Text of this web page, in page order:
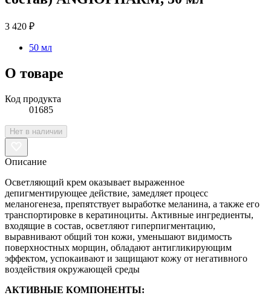
3 420 ₽
50 мл
О товаре
Код продукта
01685
Нет в наличии
Описание
Осветляющий крем оказывает выраженное
депигментирующее действие, замедляет процесс
меланогенеза, препятствует выработке меланина, а также его
транспортировке в кератиноциты. Активные ингредиенты,
входящие в состав, осветляют гиперпигментацию,
выравнивают общий тон кожи, уменьшают видимость
поверхностных морщин, обладают антигликирующим
эффектом, успокаивают и защищают кожу от негативного
воздействия окружающей среды
АКТИВНЫЕ КОМПОНЕНТЫ: